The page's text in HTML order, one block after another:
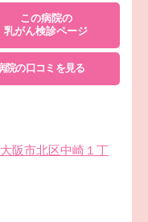
この病院の
乳がん検診ページ
院の口コミを見る
阪市北区中崎１丁